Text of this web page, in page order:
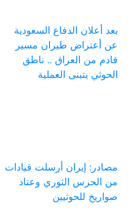
بعد أعلان الدفاع السعودية
عن أعتراض طيران مسير
قادم من العراق .. ناطق
الحوثي يتبنى العملية
مصادر: إيران أرسلت قيادات
من الحرس الثوري وعتاد
صواريخ للحوثيين